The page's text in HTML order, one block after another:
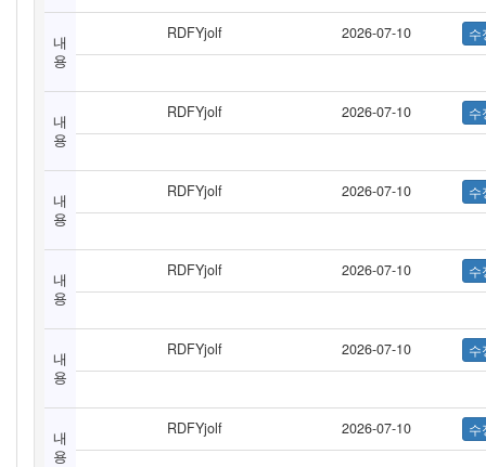
내
용
RDFYjolf 2026-07-10
내
용
RDFYjolf 2026-07-10
내
용
RDFYjolf 2026-07-10
내
용
RDFYjolf 2026-07-10
내
용
RDFYjolf 2026-07-10
내
용
RDFYjolf 2026-07-10